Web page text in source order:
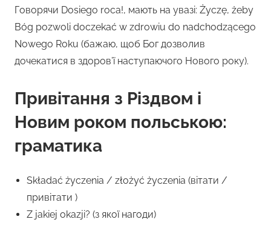
Говорячи Dosiego roca!, мають на увазі: Życzę, żeby
Bóg pozwoli doczekać w zdrowiu do nadchodzącego
Nowego Roku (бажаю, щоб Бог дозволив
дочекатися в здоров’ї наступаючого Нового року).
Привітання з Різдвом і
Новим роком польською:
граматика
Składać życzenia / złożyć życzenia (вітати /
привітати )
Z jakiej okazji? (з якої нагоди)